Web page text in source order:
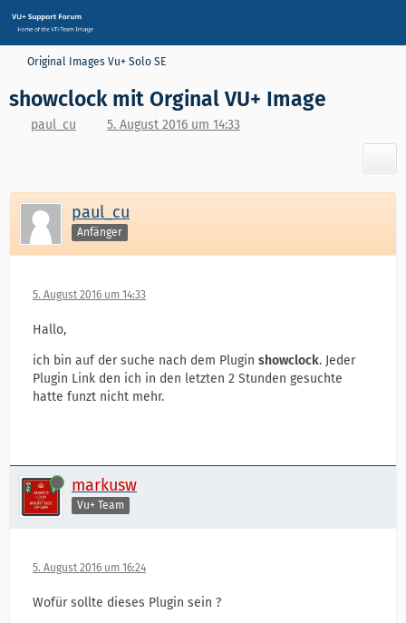
Original Images Vu+ Solo SE
showclock mit Orginal VU+ Image
paul_cu 5. August 2016 um 14:33
paul_cu
Anfänger
5. August 2016 um 14:33
Hallo,
ich bin auf der suche nach dem Plugin showclock. Jeder
Plugin Link den ich in den letzten 2 Stunden gesuchte
hatte funzt nicht mehr.
Online markusw
Vu+ Team
5. August 2016 um 16:24
Wofür sollte dieses Plugin sein ?